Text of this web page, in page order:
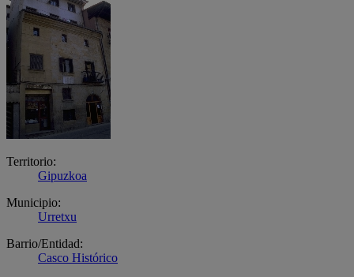
Territorio:
Gipuzkoa
Municipio:
Urretxu
Barrio/Entidad:
Casco Histórico